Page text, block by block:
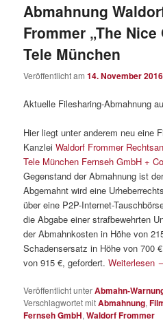
Abmahnung
Frommer „The
Tele München
Veröffentlicht am14. November 2016
Aktuelle Filesharing-Abmahnung
Hier liegt unter anderem neu eine
KanzleiWaldorf Frommer
Tele München Fernseh GmbH +
Gegenstand der Abmahnung ist
Abgemahnt wird eine
über eine P2P-Internet-
die Abgabe einer strafbewehrten
der Abmahnkosten in Höhe von
Schadensersatz in Höhe von 700
von 915 €, gefordert.Weiterlesen
Veröffentlicht unterAbmahn-
Verschlagwortet mitAbmahnung,
Fernseh GmbH,Waldorf Frommer